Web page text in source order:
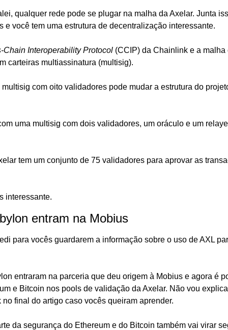
qualquer rede pode se plugar na malha da Axelar. Junta
e você tem uma estrutura de decentralização interessante.
Chain Interoperability Protocol (CCIP) da Chainlink e a malha
carteiras multiassinatura (multisig).
com oito validadores pode mudar a estrutura do
uma multisig com dois validadores, um oráculo e um
tem um conjunto de 75 validadores para aprovar as
interessante.
entram na Mobius
para vocês guardarem a informação sobre o uso de AXL
entraram na parceria que deu origem à Mobius e agora é
e Bitcoin nos pools de validação da Axelar. Não vou
final do artigo caso vocês queiram aprender.
da segurança do Ethereum e do Bitcoin também vai virar